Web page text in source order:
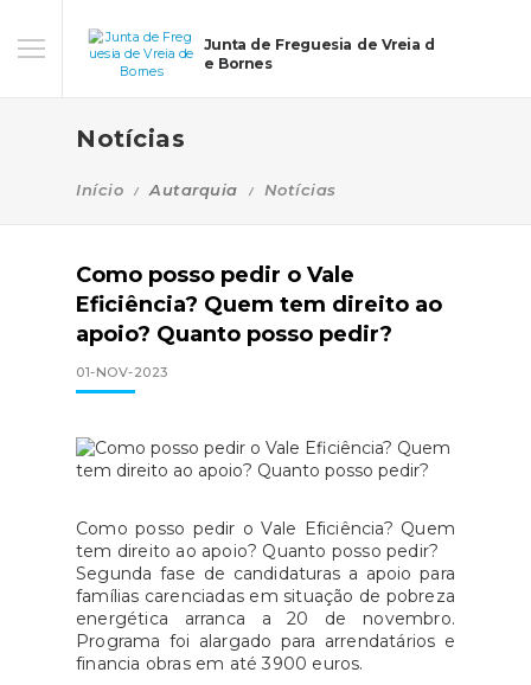
Junta de Freguesia de Vreia d
e Bornes
Notícias
Início Autarquia Notícias
Como posso pedir o Vale
Eficiência? Quem tem direito ao
apoio? Quanto posso pedir?
01-NOV-2023
Como posso pedir o Vale Eficiência? Quem
tem direito ao apoio? Quanto posso pedir?
Segunda fase de candidaturas a apoio para
famílias carenciadas em situação de pobreza
energética arranca a 20 de novembro.
Programa foi alargado para arrendatários e
financia obras em até 3900 euros.